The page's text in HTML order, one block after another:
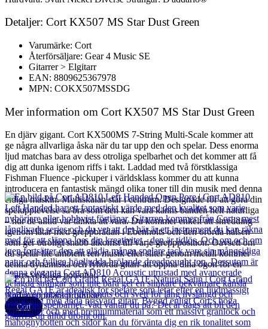
Detaljer: Cort KX507 MS Star Dust Green
Varumärke: Cort
Återförsäljare: Gear 4 Music SE
Gitarrer > Elgitarr
EAN: 8809625367978
MPN: COKX507MSSDG
Mer information om Cort KX507 MS Star Dust Green
En djärv gigant. Cort KX500MS 7-String Multi-Scale kommer att
ge några allvarliga åska när du tar upp den och spelar. Dess enorma
ljud matchas bara av dess otroliga spelbarhet och det kommer att få
dig att dunka igenom riffs i takt. Laddad med två förstklassiga
Fishman Fluence -pickuper i världsklass kommer du att kunna
introducera en fantastisk mängd olika toner till din musik med denna
eldiga maskin. Multiskalan står i centrum. Designade för att göra din
spelupplevelse så bra som den kan vara känns banden helt naturliga
– hur de alltid var tänkta att vara. Du kommer enkelt att shredding
igenom låtar med greppbrädan i Ebenholts och den orörda halsen
som ger otroligt snabb åtkomst till varje greppposition. Oavsett om
du spelar lite ambient ren musik eller sliter genom metall kommer
denna dynamiska och lyhörda gitarr att öppna dina ögon för en
gitarrs verkliga potential.
Andra populära produkter
Cort